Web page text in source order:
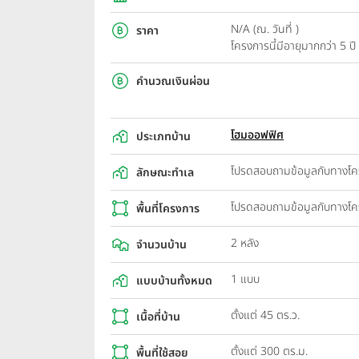
ราคา
N/A (ณ. วันที่ )
โครงการนี้มีอายุมากกว่า 5
คำนวณเงินผ่อน
ประเภทบ้าน โฮมออฟฟิศ
ลักษณะทำเล โปรดสอบถามข้อมูลกับทางโ
พื้นที่โครงการ โปรดสอบถามข้อมูลกับทางโ
จำนวนบ้าน 2 หลัง
แบบบ้านทั้งหมด 1 แบบ
เนื้อที่บ้าน ตั้งแต่ 45 ตร.ว.
พื้นที่ใช้สอย ตั้งแต่ 300 ตร.ม.